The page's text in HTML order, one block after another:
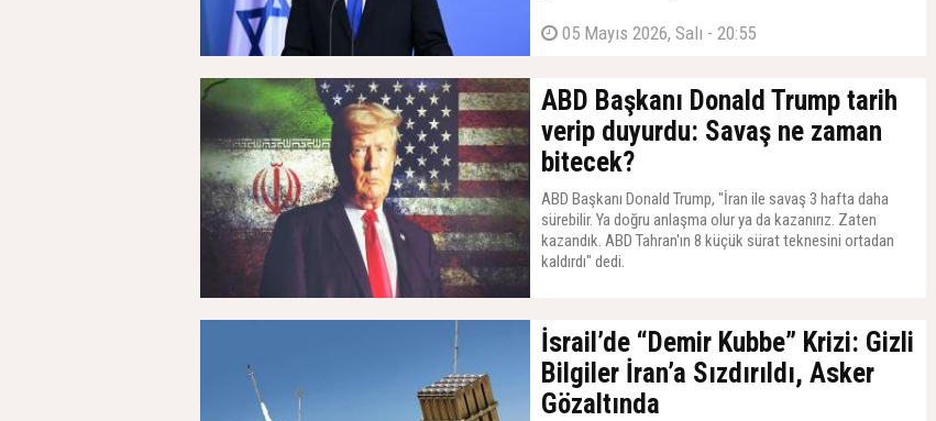
05 Mayıs 2026, Salı - 20:55
ABD Başkanı Donald Trump tarih
verip duyurdu: Savaş ne zaman
bitecek?
ABD Başkanı Donald Trump, "İran ile savaş 3 hafta daha
sürebilir. Ya doğru anlaşma olur ya da kazanırız. Zaten
kazandık. ABD Tahran'ın 8 küçük sürat teknesini ortadan
kaldırdı" dedi.
İsrail’de “Demir Kubbe” Krizi: Gizli
Bilgiler İran’a Sızdırıldı, Asker
Gözaltında